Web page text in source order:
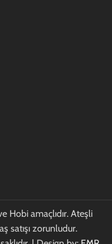
Hobi amaçlıdır. Ateşli
satışı zorunludur.